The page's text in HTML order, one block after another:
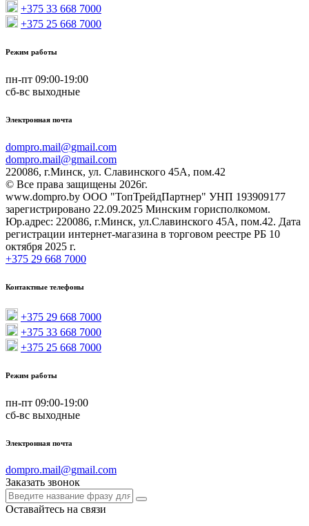
+375 33 668 7000
+375 25 668 7000
Режим работы
пн-пт 09:00-19:00
сб-вс выходные
Электронная почта
dompro.mail@gmail.com
dompro.mail@gmail.com
220086, г.Минск, ул. Славинского 45А, пом.42
© Все права защищены 2026г.
www.dompro.by ООО "ТопТрейдПартнер" УНП 193909177
зарегистрировано 22.09.2025 Минским горисполкомом.
Юр.адрес: 220086, г.Минск, ул.Славинского 45А, пом.42. Дата
регистрации интернет-магазина в торговом реестре РБ 10
октября 2025 г.
+375 29 668 7000
Контактные телефоны
+375 29 668 7000
+375 33 668 7000
+375 25 668 7000
Режим работы
пн-пт 09:00-19:00
сб-вс выходные
Электронная почта
dompro.mail@gmail.com
Заказать звонок
Оставайтесь на связи